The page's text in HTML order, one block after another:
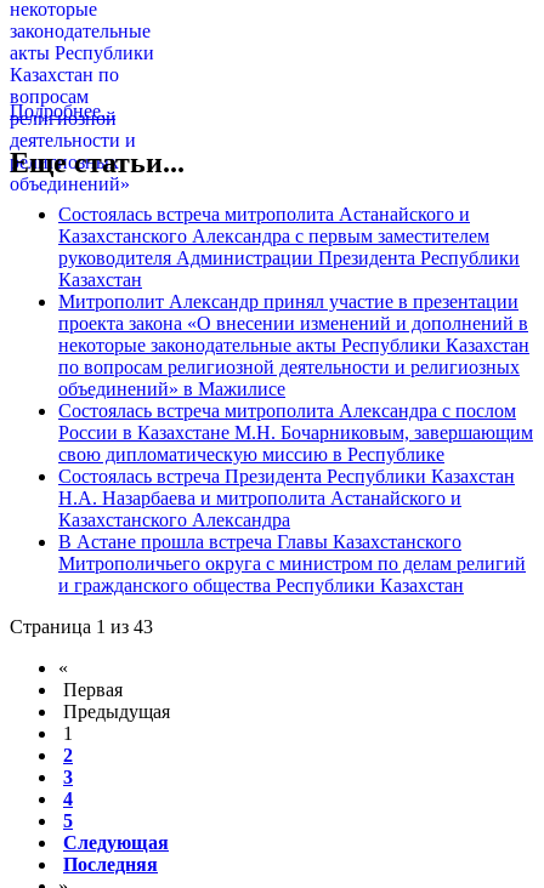
Подробнее...
Еще статьи...
Состоялась встреча митрополита Астанайского и
Казахстанского Александра с первым заместителем
руководителя Администрации Президента Республики
Казахстан
Митрополит Александр принял участие в презентации
проекта закона «О внесении изменений и дополнений в
некоторые законодательные акты Республики Казахстан
по вопросам религиозной деятельности и религиозных
объединений» в Мажилисе
Состоялась встреча митрополита Александра с послом
России в Казахстане М.Н. Бочарниковым, завершающим
свою дипломатическую миссию в Республике
Состоялась встреча Президента Республики Казахстан
Н.А. Назарбаева и митрополита Астанайского и
Казахстанского Александра
В Астане прошла встреча Главы Казахстанского
Митрополичьего округа с министром по делам религий
и гражданского общества Республики Казахстан
Страница 1 из 43
«
Первая
Предыдущая
1
2
3
4
5
Следующая
Последняя